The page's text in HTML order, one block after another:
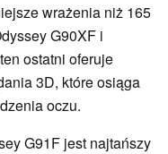
wrażenia niż 165
G90XF i
ostatni oferuje
3D, które osiąga
oczu.
G91F jest najtańszy